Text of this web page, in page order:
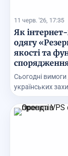
11 черв. '26, 17:35
Як
одягу
якості та
Сьогодні вимоги
українських